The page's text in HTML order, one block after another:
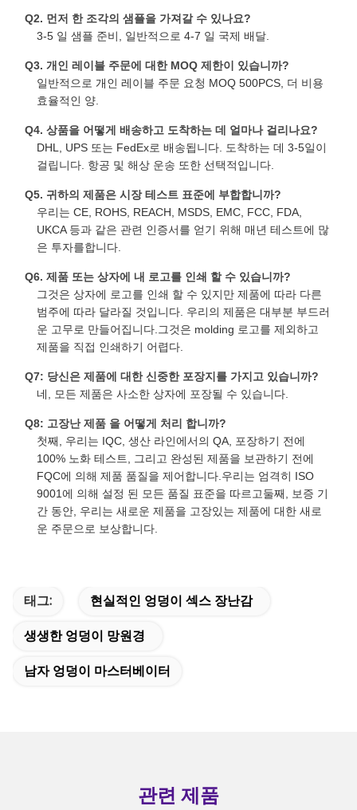
Q2. 먼저 한 조각의 샘플을 가져갈 수 있나요?
3-5 일 샘플 준비, 일반적으로 4-7 일 국제 배달.
Q3. 개인 레이블 주문에 대한 MOQ 제한이 있습니까?
일반적으로 개인 레이블 주문 요청 MOQ 500PCS, 더 비용
효율적인 양.
Q4. 상품을 어떻게 배송하고 도착하는 데 얼마나 걸리나요?
DHL, UPS 또는 FedEx로 배송됩니다. 도착하는 데 3-5일이
걸립니다. 항공 및 해상 운송 또한 선택적입니다.
Q5. 귀하의 제품은 시장 테스트 표준에 부합합니까?
우리는 CE, ROHS, REACH, MSDS, EMC, FCC, FDA,
UKCA 등과 같은 관련 인증서를 얻기 위해 매년 테스트에 많
은 투자를합니다.
Q6. 제품 또는 상자에 내 로고를 인쇄 할 수 있습니까?
그것은 상자에 로고를 인쇄 할 수 있지만 제품에 따라 다른
범주에 따라 달라질 것입니다. 우리의 제품은 대부분 부드러
운 고무로 만들어집니다.그것은 molding 로고를 제외하고
제품을 직접 인쇄하기 어렵다.
Q7: 당신은 제품에 대한 신중한 포장지를 가지고 있습니까?
네, 모든 제품은 사소한 상자에 포장될 수 있습니다.
Q8: 고장난 제품 을 어떻게 처리 합니까?
첫째, 우리는 IQC, 생산 라인에서의 QA, 포장하기 전에
100% 노화 테스트, 그리고 완성된 제품을 보관하기 전에
FQC에 의해 제품 품질을 제어합니다.우리는 엄격히 ISO
9001에 의해 설정 된 모든 품질 표준을 따르고둘째, 보증 기
간 동안, 우리는 새로운 제품을 고장있는 제품에 대한 새로
운 주문으로 보상합니다.
태그:
현실적인 엉덩이 섹스 장난감
생생한 엉덩이 망원경
남자 엉덩이 마스터베이터
관련 제품